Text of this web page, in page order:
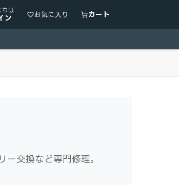
ちは
ン お気に入り カート
交換など専門修理。